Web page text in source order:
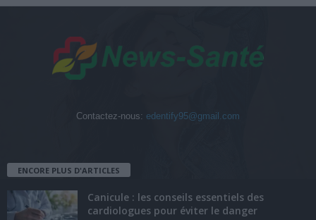
Contactez-nous: edentify95@gmail.com
ENCORE PLUS D'ARTICLES
Canicule : les conseils essentiels des
cardiologues pour éviter le danger